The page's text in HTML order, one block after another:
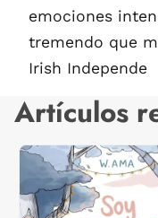
emociones
tremendo que
Irish Independe
Artículos